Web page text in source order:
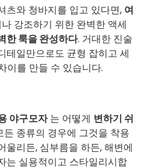
츠와 청바지를 입고 있다면, 여
강조하기 위한 완벽한 액세
한 룩을 완성하다. 거대한 진술
테일만으로도 균형 잡히고 세
이를 만들 수 있습니다.
야구모자는 어떻게 변하기 쉬
종류의 경우에 그것을 착용
울리든, 심부름을 하든, 해변에
는 실용적이고 스타일리시합